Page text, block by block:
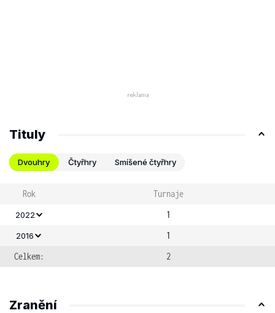
Tituly
Dvouhry Čtyřhry Smíšené čtyřhry
Rok Turnaje
2022 1
2016
1
Celkem:
2
Zranění